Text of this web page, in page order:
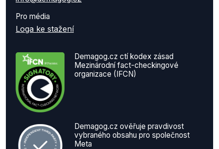
Pro média
Loga ke stažení
Demagog.cz ctí kodex zásad
Mezinárodní fact-checkingové
organizace (IFCN)
Demagog.cz ověřuje pravdivost
vybraného obsahu pro společnost
Meta